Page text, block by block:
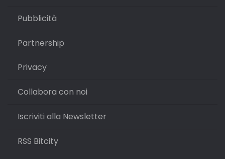
Pubblicità
Partnership
Privacy
Collabora con noi
Iscriviti alla Newsletter
RSS Bitcity